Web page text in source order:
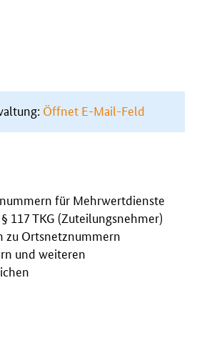
Öffnet E-Mail-Feld
für Mehrwertdienste
117 TKG (Zuteilungsnehmer)
zu Ortsnetznummern
und weiteren